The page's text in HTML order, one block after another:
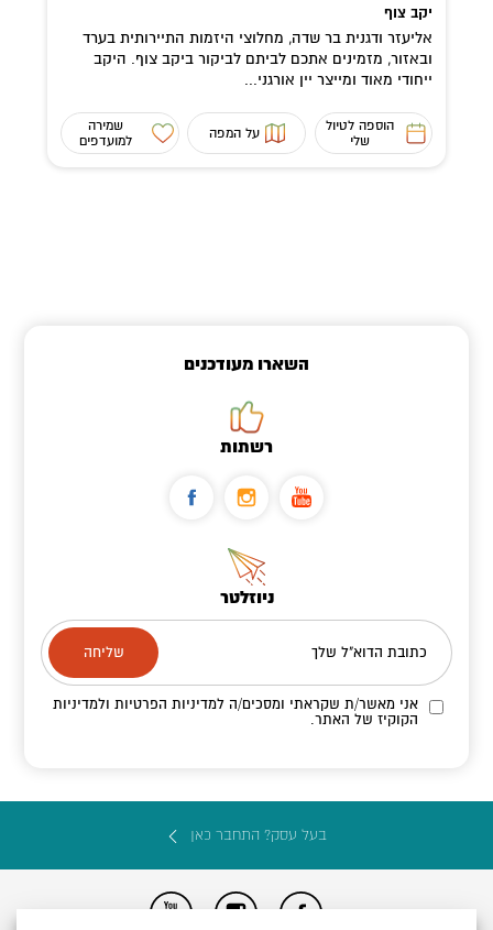
יקב צוף
אליעזר ודגנית בר שדה, מחלוצי היזמות התיירותית בערד
ובאזור, מזמינים אתכם לביתם לביקור ביקב צוף. היקב
ייחודי מאוד ומייצר יין אורגני...
הוספה לטיול
שלי
על המפה
שמירה
למועדפים
השארו מעודכנים
רשתות
ניוזלטר
כתובת הדוא"ל שלך
אני מאשר/ת שקראתי ומסכים/הלמדיניות הפרטיות ולמדיניות
הקוקיז של האתר.
בעל עסק? התחבר כאן